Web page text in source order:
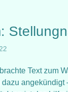
Text zum